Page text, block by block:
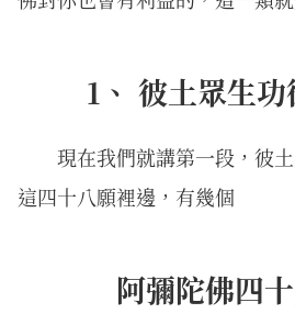
1、 彼土眾生
現在我們就講第一段，彼
這四十八願裡邊，有幾個
阿彌陀佛四